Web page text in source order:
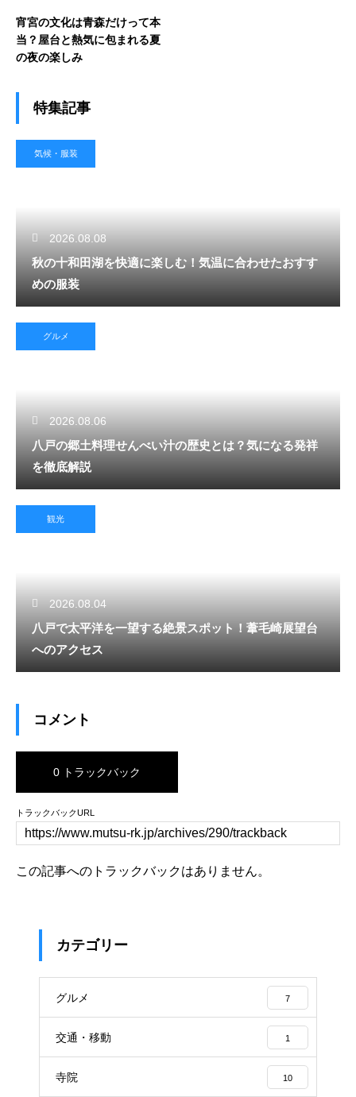
宵宮の文化は青森だけって本
当？屋台と熱気に包まれる夏
の夜の楽しみ
特集記事
気候・服装
2026.08.08
秋の十和田湖を快適に楽しむ！気温に合わせたおすす
めの服装
グルメ
2026.08.06
八戸の郷土料理せんべい汁の歴史とは？気になる発祥
を徹底解説
観光
2026.08.04
八戸で太平洋を一望する絶景スポット！葦毛崎展望台
へのアクセス
コメント
0 トラックバック
トラックバックURL
この記事へのトラックバックはありません。
カテゴリー
グルメ 7
交通・移動 1
寺院 10